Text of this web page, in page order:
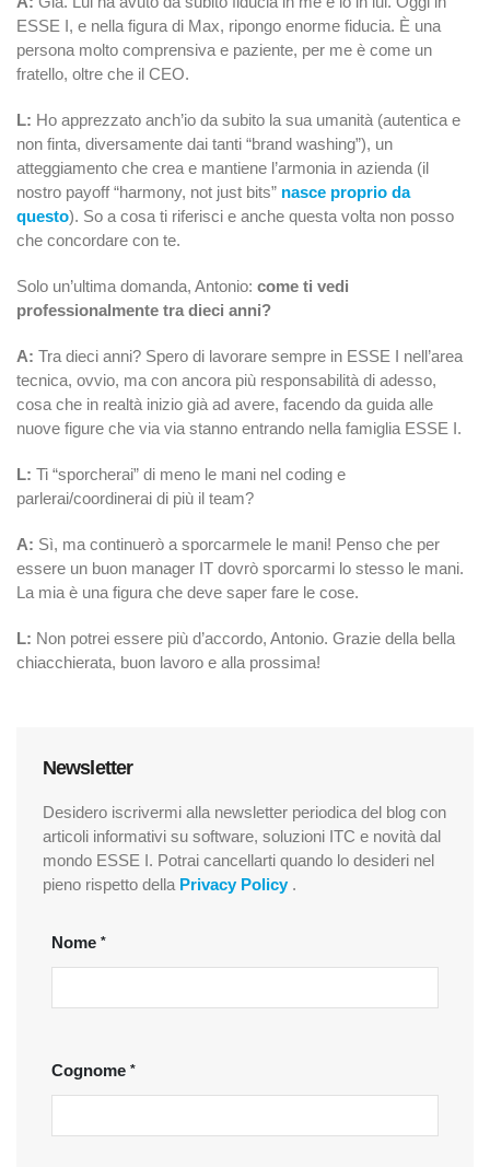
ESSE I, e nella figura di Max, ripongo enorme fiducia. È una
persona molto comprensiva e paziente, per me è come un
fratello, oltre che il CEO.
L: Ho apprezzato anch’io da subito la sua umanità (autentica e
non finta, diversamente dai tanti “brand washing”), un
atteggiamento che crea e mantiene l’armonia in azienda (il
nostro payoff “harmony, not just bits” nasce proprio da
questo). So a cosa ti riferisci e anche questa volta non posso
che concordare con te.
Solo un’ultima domanda, Antonio: come ti vedi
professionalmente tra dieci anni?
A: Tra dieci anni? Spero di lavorare sempre in ESSE I nell’area
tecnica, ovvio, ma con ancora più responsabilità di adesso,
cosa che in realtà inizio già ad avere, facendo da guida alle
nuove figure che via via stanno entrando nella famiglia ESSE I.
L: Ti “sporcherai” di meno le mani nel coding e
parlerai/coordinerai di più il team?
A: Sì, ma continuerò a sporcarmele le mani! Penso che per
essere un buon manager IT dovrò sporcarmi lo stesso le mani.
La mia è una figura che deve saper fare le cose.
L: Non potrei essere più d’accordo, Antonio. Grazie della bella
chiacchierata, buon lavoro e alla prossima!
Newsletter
Desidero iscrivermi alla newsletter periodica del blog con
articoli informativi su software, soluzioni ITC e novità dal
mondo ESSE I. Potrai cancellarti quando lo desideri nel
pieno rispetto della Privacy Policy.
Nome
Cognome